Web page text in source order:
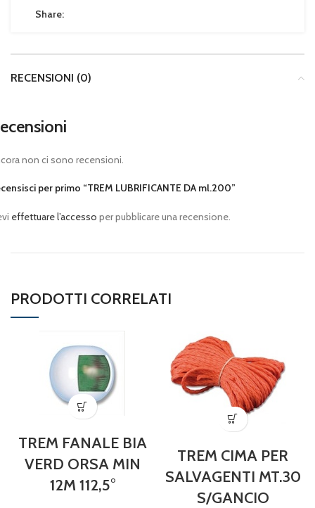
Share:
RECENSIONI (0)
non ci sono recensioni.
per primo “TREM LUBRIFICANTE DA ml.200”
effettuare l’accesso per pubblicare una recensione.
PRODOTTI CORRELATI
TREM FANALE BIA
VERD ORSA MIN
12M 112,5°
TREM CIMA PER
SALVAGENTI MT.30
S/GANCIO